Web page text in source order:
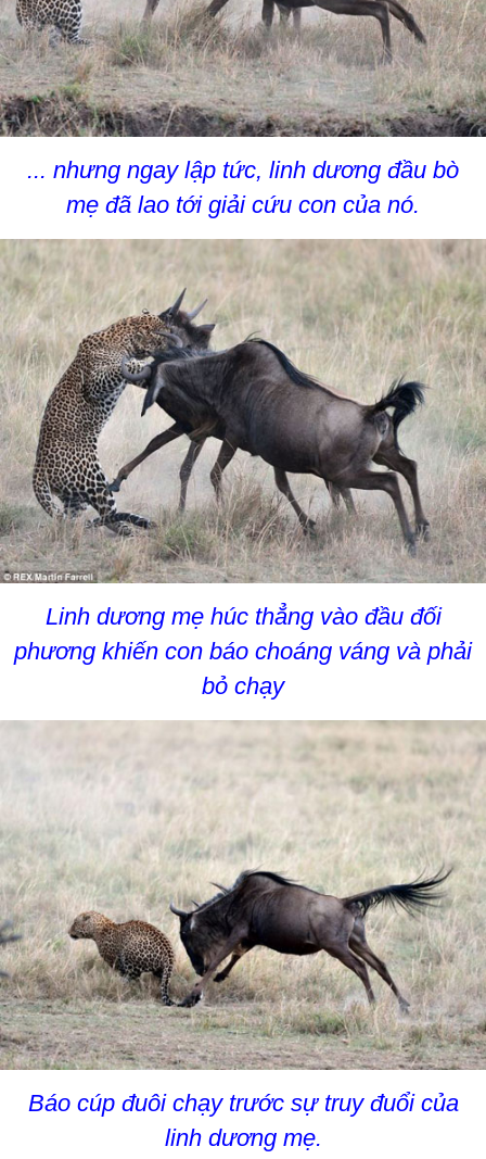
... nhưng ngay lập tức, linh dương đầu bò
mẹ đã lao tới giải cứu con của nó.
Linh dương mẹ húc thẳng vào đầu đối
phương khiến con báo choáng váng và phải
bỏ chạy
Báo cúp đuôi chạy trước sự truy đuổi của
linh dương mẹ.